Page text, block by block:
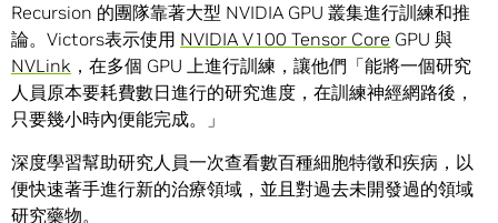
Recursion 的團隊靠著大型 NVIDIA GPU 叢集進行訓練和推
論。Victors表示使用 NVIDIA V100 Tensor Core GPU 與
NVLink ，在多個 GPU 上進行訓練，讓他們「能將一個研究
人員原本要耗費數日進行的研究進度，在訓練神經網路後，
只要幾小時內便能完成。」
深度學習幫助研究人員一次查看數百種細胞特徵和疾病，以
便快速著手進行新的治療領域，並且對過去未開發過的領域
研究藥物。